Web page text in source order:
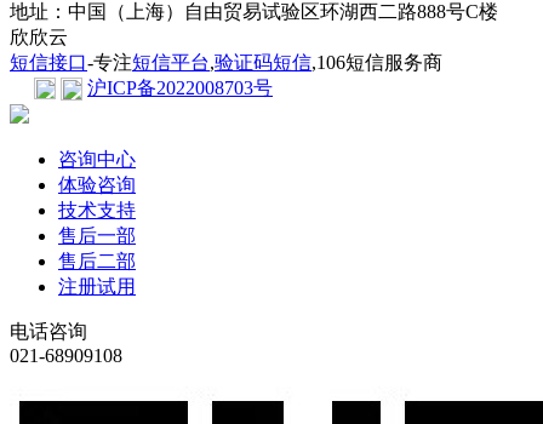
地址：中国（上海）自由贸易试验区环湖西二路888号C楼
欣欣云
短信接口-专注短信平台,验证码短信,106短信服务商
沪ICP备2022008703号
咨询中心
体验咨询
技术支持
售后一部
售后二部
注册试用
电话咨询
021-68909108